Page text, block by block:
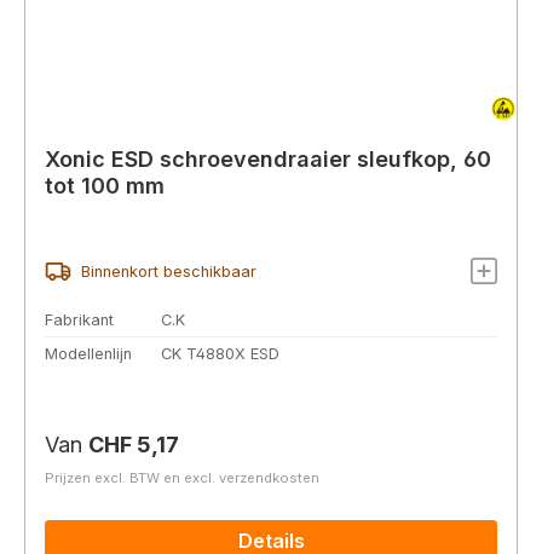
Xonic ESD schroevendraaier sleufkop, 60
tot 100 mm
Binnenkort beschikbaar
Fabrikant
C.K
Modellenlijn
CK T4880X ESD
Normale prijs:
Van CHF 5,17
Prijzen excl. BTW en excl. verzendkosten
Details